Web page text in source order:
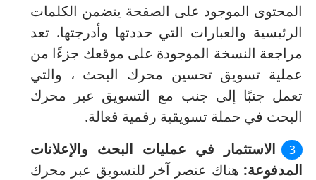
المحتوى الموجود على الصفحة يتضمن الكلمات
الرئيسية والعبارات التي حددتها وأدرجتها. تعد
مراجعة النسخة الموجودة على موقعك جزءًا من
عملية تسويق تحسين محرك البحث ، والتي
تعمل جنبًا إلى جنب مع التسويق عبر محرك
البحث في حملة تسويقية رقمية فعالة.
الاستثمار في عمليات البحث والإعلانات
المدفوعة: هناك عنصر آخر للتسويق عبر محرك